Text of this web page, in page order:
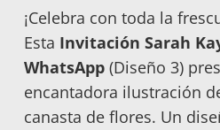
¡Celebra con toda la
Esta Invitación Sarah
WhatsApp (Diseño 3)
encantadora ilustración
canasta de flores. Un